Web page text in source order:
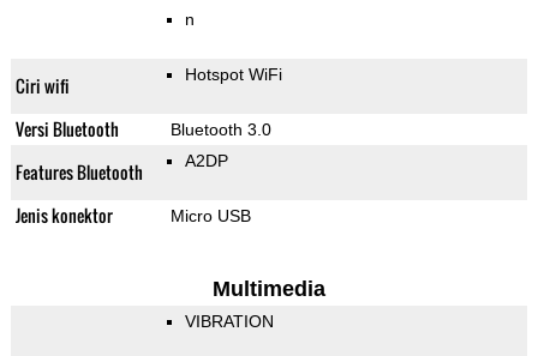
n
Ciri wifi Hotspot WiFi
Versi Bluetooth Bluetooth 3.0
Features Bluetooth A2DP
Jenis konektor Micro USB
Multimedia
VIBRATION